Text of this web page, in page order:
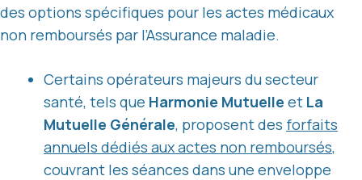
des options spécifiques pour les actes médicaux
non remboursés par l’Assurance maladie.
Certains opérateurs majeurs du secteur
santé, tels que Harmonie Mutuelle et La
Mutuelle Générale, proposent des forfaits
annuels dédiés aux actes non remboursés,
couvrant les séances dans une enveloppe